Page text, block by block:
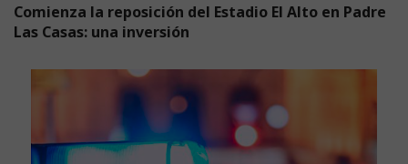
Comienza la reposición del Estadio El Alto en Padre
Las Casas: una inversión